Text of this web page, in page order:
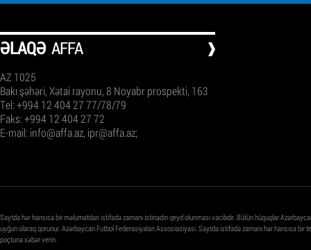
ƏLAQƏ AFFA
AZ 1025
Bakı şəhəri, Xətai rayonu, 8 Noyabr prospekti, 163
Tel: +994 12 404 27 77/78/79
Faks: +994 12 404 27 72
E-mail: info@affa.az, ipr@affa.az;
Saytda hər hansısa bir məlumatdan istifadə zamanı istinadın qeyd olunması vacibdir. Bütün hüquqlar
uyğun olaraq qorunur. Azərbaycan Futbol Federasiyaları Assosiasiyası. Saytda istifadə zamanı hər hansısa
poçtuna xəbər verin.